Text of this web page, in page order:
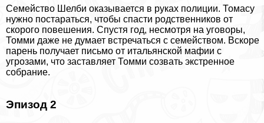
Семейство Шелби оказывается в руках полиции. Томасу
нужно постараться, чтобы спасти родственников от
скорого повешения. Спустя год, несмотря на уговоры,
Томми даже не думает встречаться с семейством. Вскоре
парень получает письмо от итальянской мафии с
угрозами, что заставляет Томми созвать экстренное
собрание.
Эпизод 2